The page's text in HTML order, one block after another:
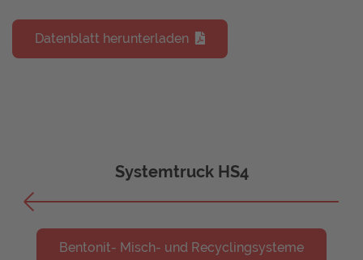
Datenblatt herunterladen
Systemtruck HS4
Bentonit- Misch- und Recyclingsysteme